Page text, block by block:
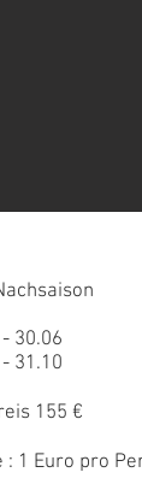
30.06
- 31.10
155 €
Euro pro